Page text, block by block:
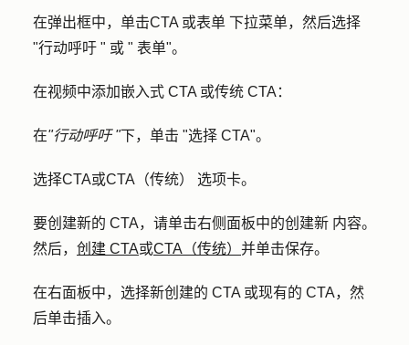
在弹出框中，单击CTA 或表单 下拉菜单，然后选择
"行动呼吁 " 或 " 表单"。
在视频中添加嵌入式 CTA 或传统 CTA：
在"行动呼吁 "下，单击 "选择 CTA"。
选择CTA或CTA（传统） 选项卡。
要创建新的 CTA，请单击右侧面板中的创建新 内容。
然后， 创建 CTA或CTA（传统） 并单击保存。
在右面板中，选择新创建的 CTA 或现有的 CTA，然
后单击插入。